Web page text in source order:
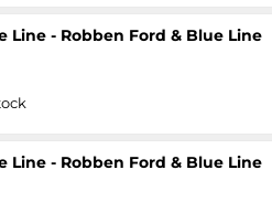
Line - Robben Ford & Blue Line
Line - Robben Ford & Blue Line